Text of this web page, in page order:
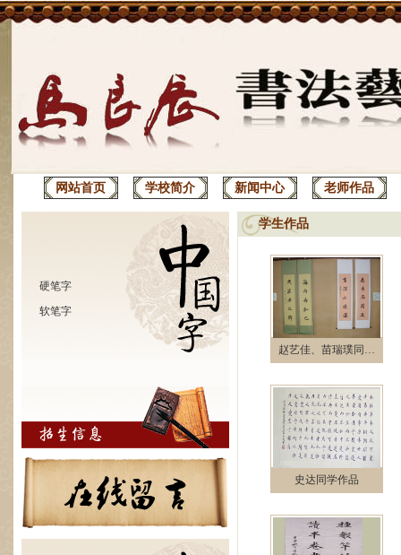
网站首页 学校简介 新闻中心 老师作品
硬笔字
软笔字
学生作品
赵艺佳、苗瑞璞同…
史达同学作品